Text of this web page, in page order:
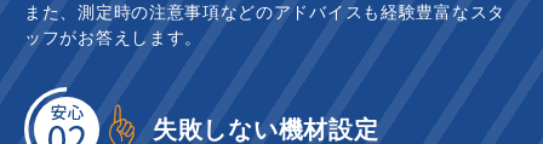
また、測定時の注意事項などのアドバイスも経験豊富なスタ
ッフがお答えします。
失敗しない機材設定